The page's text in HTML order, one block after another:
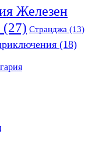
Железен
(27) Странджа (13)
(18)